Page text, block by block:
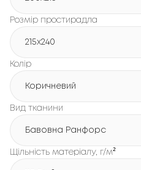
Розмір простирадла
215х240
Колір
Коричневий
Вид тканини
Бавовна Ранфорс
Щільність матеріалу, г/м²